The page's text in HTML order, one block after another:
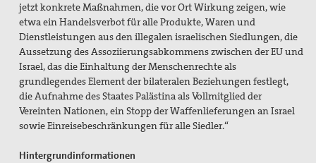
jetzt konkrete Maßnahmen, die vor Ort Wirkung zeigen, wie
etwa ein Handelsverbot für alle Produkte, Waren und
Dienstleistungen aus den illegalen israelischen Siedlungen, die
Aussetzung des Assoziierungsabkommens zwischen der EU und
Israel, das die Einhaltung der Menschenrechte als
grundlegendes Element der bilateralen Beziehungen festlegt,
die Aufnahme des Staates Palästina als Vollmitglied der
Vereinten Nationen, ein Stopp der Waffenlieferungen an Israel
sowie Einreisebeschränkungen für alle Siedler.“
Hintergrundinformationen